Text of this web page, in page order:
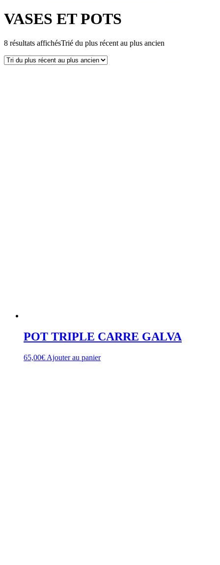
VASES ET POTS
8 résultats affichésTrié du plus récent au plus ancien
POT TRIPLE CARRE GALVA
65,00€ Ajouter au panier